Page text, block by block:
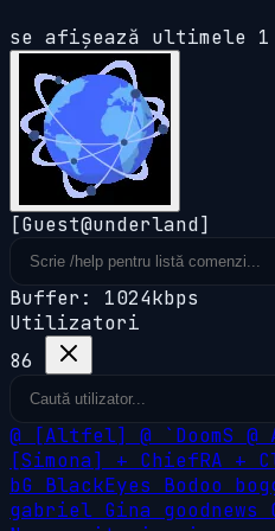
se afișează ultimele
[Guest@underland]
Buffer: 1024kbps
Utilizatori
86
@ [Altfel] @ `DoomS @
[Simona] + ChiefRA +
bG BlackEyes Bodoo
gabriel Gina goodnews